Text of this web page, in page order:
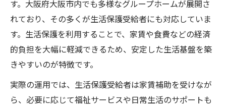
す。大阪府大阪市内でも多様なグループホームが展開さ
れており、その多くが生活保護受給者にも対応していま
す。生活保護を利用することで、家賃や食費などの経済
的負担を大幅に軽減できるため、安定した生活基盤を築
きやすいのが特徴です。
実際の運用では、生活保護受給者は家賃補助を受けなが
ら、必要に応じて福祉サービスや日常生活のサポートも